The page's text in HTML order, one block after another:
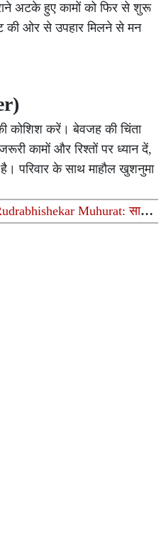
अटके हुए कामों को फिर से शुरू
ओर से उपहार मिलने से मन
करें। बेवजह की चिंता
कामों और रिश्तों पर ध्यान दें,
परिवार के साथ माहौल खुशनुमा
Muhurat: सावन
सबसे शुभ तिथियां और धार्मिक